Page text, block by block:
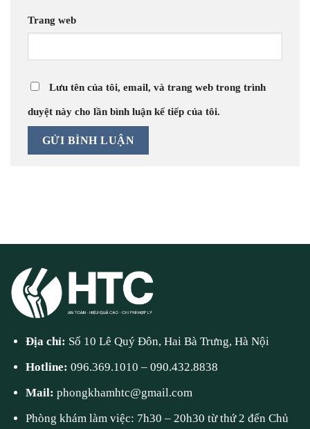
Trang web
Lưu tên của tôi, email, và trang web trong trình
duyệt này cho lần bình luận kế tiếp của tôi.
Địa chỉ: Số 10 Lê Quý Đôn, Hai Bà Trưng, Hà Nội
Hotline:096.369.1010 –090.432.8838
Mail:phongkhamhtc@gmail.com
Phòng khám làm việc: 7h30 – 20h30 từ thứ 2 đến Chủ